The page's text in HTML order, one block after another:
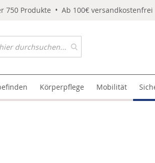
750 Produkte • Ab 100€ versandkostenfrei
Körperpflege Mobilität